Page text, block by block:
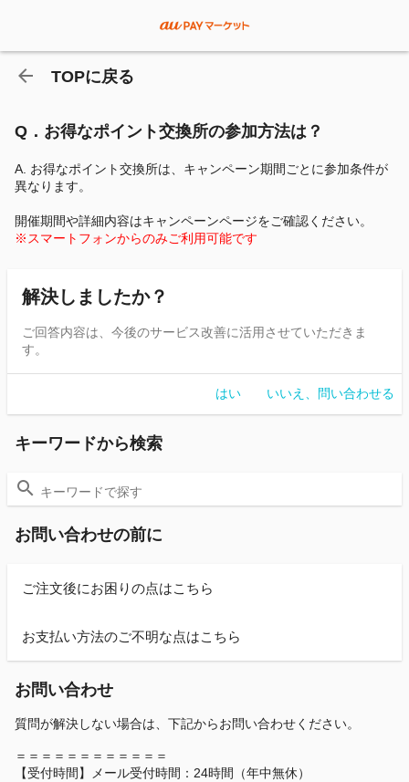
TOPに戻る
Q．お得なポイント交換所の参加方法は？
A. お得なポイント交換所は、キャンペーン期間ごとに参加条件が
異なります。
開催期間や詳細内容はキャンペーンページをご確認ください。
※スマートフォンからのみご利用可能です
解決しましたか？
ご回答内容は、今後のサービス改善に活用させていただきま
す。
はい いいえ、問い合わせる
キーワードから検索
お問い合わせの前に
ご注文後にお困りの点はこちら
お支払い方法のご不明な点はこちら
お問い合わせ
質問が解決しない場合は、下記からお問い合わせください。
＝＝＝＝＝＝＝＝＝＝＝＝
【受付時間】メール受付時間：24時間（年中無休）